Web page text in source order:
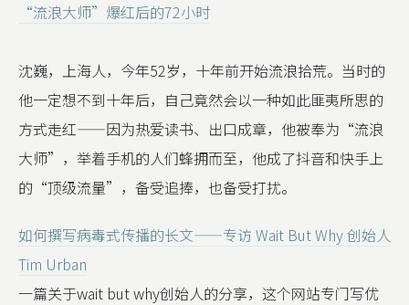
“流浪大师”爆红后的72小时
沈巍，上海人，今年52岁，十年前开始流浪拾荒。当时的
他一定想不到十年后，自己竟然会以一种如此匪夷所思的
方式走红——因为热爱读书、出口成章，他被奉为“流浪
大师”，举着手机的人们蜂拥而至，他成了抖音和快手上
的“顶级流量”，备受追捧，也备受打扰。
如何撰写病毒式传播的长文——专访 Wait But Why 创始人
Tim Urban
一篇关于wait but why创始人的分享，这个网站专门写优